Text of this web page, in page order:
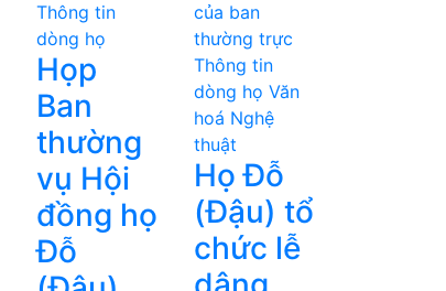
Thông tin
dòng họ
Họp
Ban
thường
vụ Hội
đồng họ
Đỗ
của ban
thường trực
Thông tin
dòng họ Văn
hoá Nghệ
thuật
Họ Đỗ
(Đậu) tổ
chức lễ